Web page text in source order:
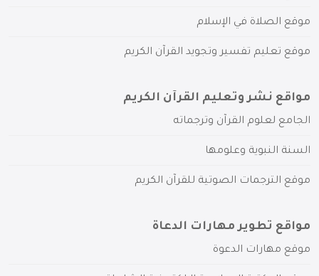
موقع الصلاة في الإسلام
موقع تعليم تفسير وتجويد القرآن الكريم
مواقع نشر وتعليم القرآن الكريم
الجامع لعلوم القرآن وترجماته
السنة النبوية وعلومها
موقع الترجمات الصوتية للقرآن الكريم
مواقع تطوير مهارات الدعاة
موقع مهارات الدعوة